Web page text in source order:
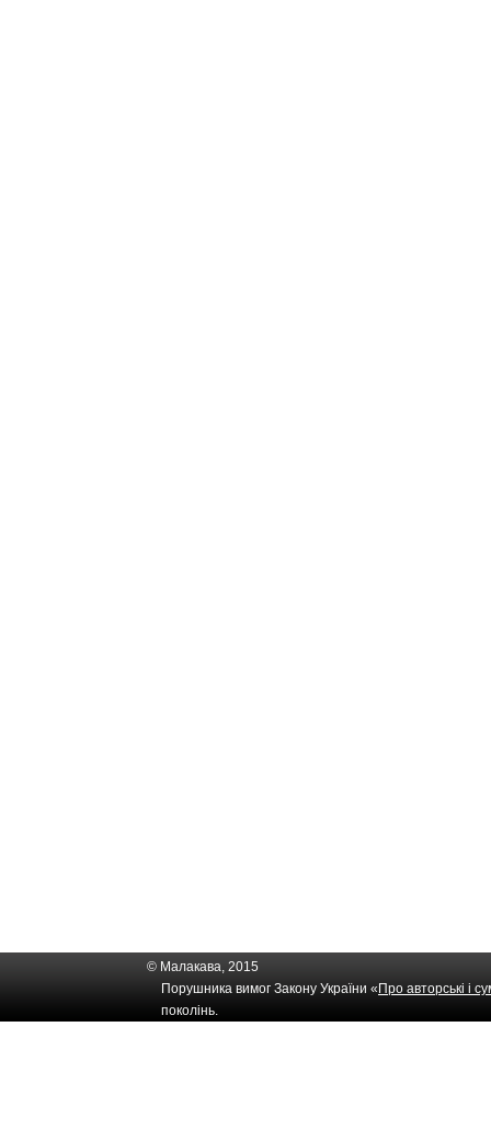
© Малакава, 2015
Порушника вимог Закону України « Про авторські і
поколінь.